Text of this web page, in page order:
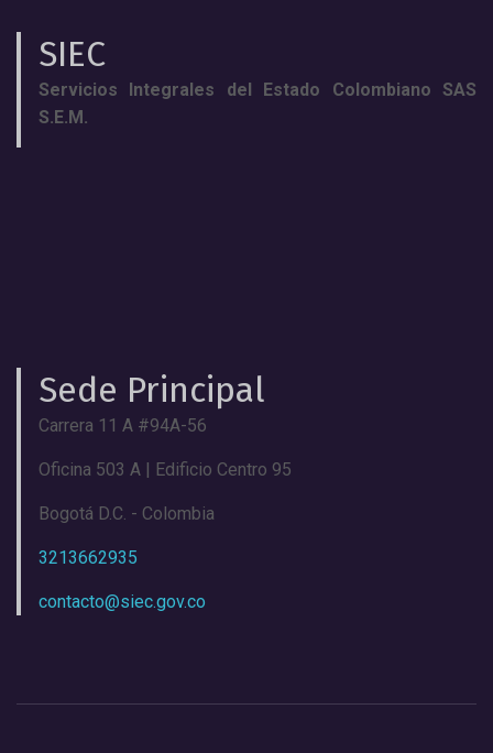
SIEC
Servicios Integrales del Estado Colombiano SAS
S.E.M.
Sede Principal
Carrera 11 A #94A-56
Oficina 503 A | Edificio Centro 95
Bogotá D.C. - Colombia
3213662935
contacto@siec.gov.co